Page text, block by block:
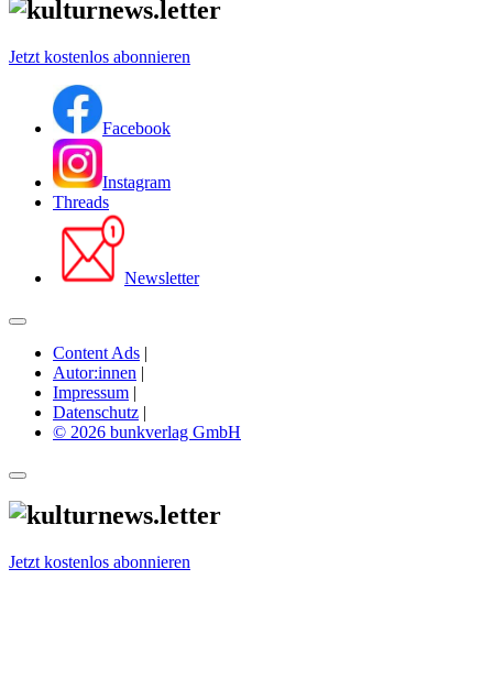
Jetzt kostenlos abonnieren
Facebook
Instagram
Threads
Newsletter
Content Ads |
Autor:innen |
Impressum |
Datenschutz |
© 2026 bunkverlag GmbH
Jetzt kostenlos abonnieren